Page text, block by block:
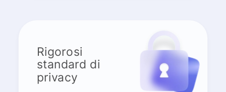
Rigorosi
standard di
privacy